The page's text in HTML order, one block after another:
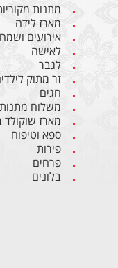
מתנות
מארז לידה
אירועים
לאישה
לגבר
זר מתוק
חגים
משלוח
מארז שוקולד
ספא וטיפוח
פירות
פרחים
בלונים